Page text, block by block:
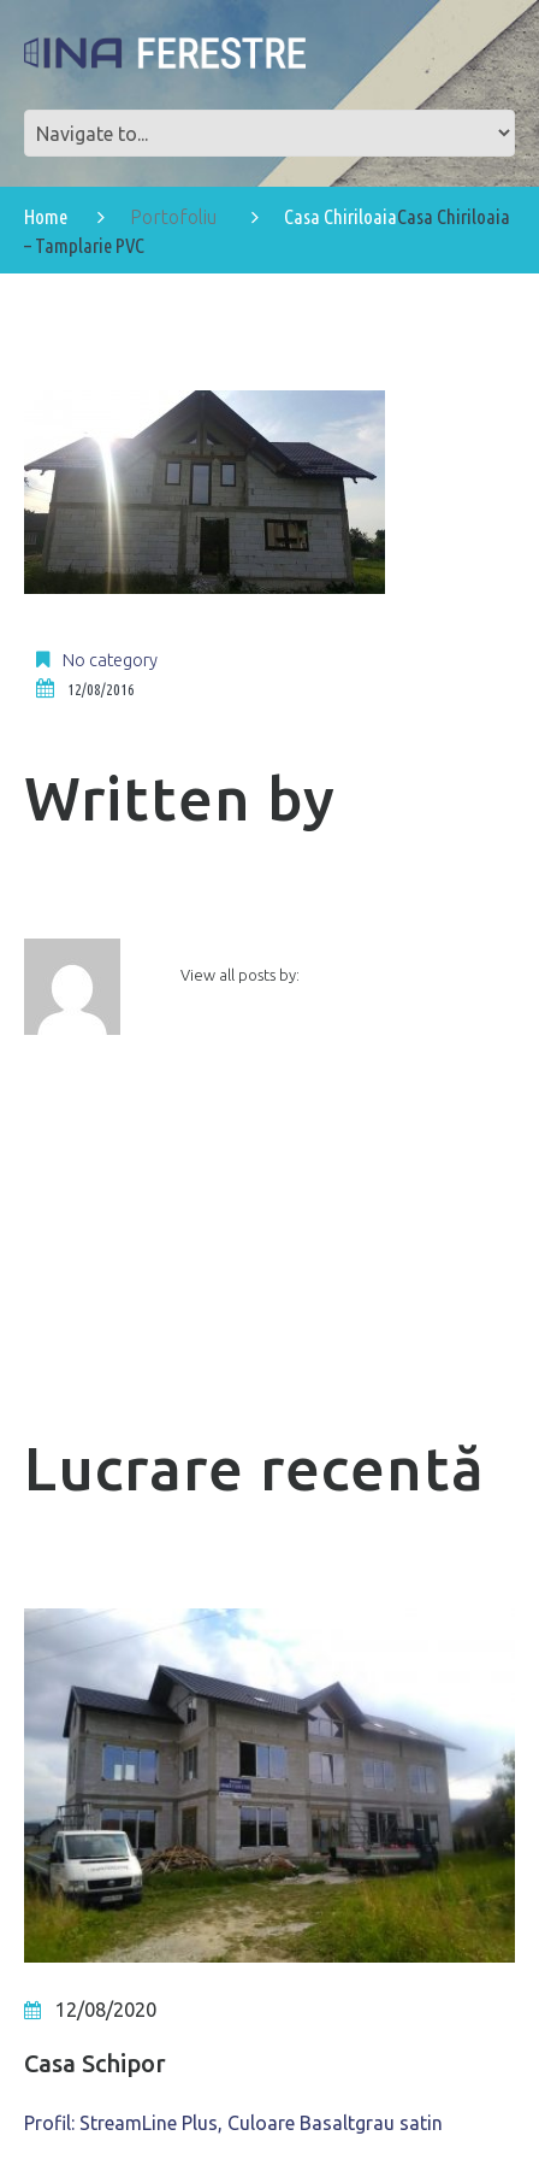
Home Portofoliu Casa ChiriloaiaCasa Chiriloaia
– Tamplarie PVC
No category
12/08/2016
Written by
View all posts by:
Lucrare recentă
12/08/2020
Casa Schipor
Profil: StreamLine Plus, Culoare Basaltgrau satin